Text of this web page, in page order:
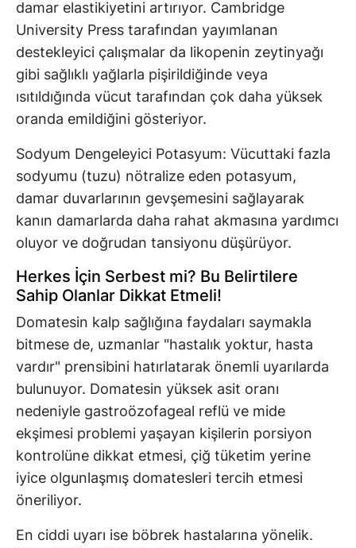
damar elastikiyetini artırıyor. Cambridge
University Press tarafından yayımlanan
destekleyici çalışmalar da likopenin zeytinyağı
gibi sağlıklı yağlarla pişirildiğinde veya
ısıtıldığında vücut tarafından çok daha yüksek
oranda emildiğini gösteriyor.
Sodyum Dengeleyici Potasyum: Vücuttaki fazla
sodyumu (tuzu) nötralize eden potasyum,
damar duvarlarının gevşemesini sağlayarak
kanın damarlarda daha rahat akmasına yardımcı
oluyor ve doğrudan tansiyonu düşürüyor.
Herkes İçin Serbest mi? Bu Belirtilere
Sahip Olanlar Dikkat Etmeli!
Domatesin kalp sağlığına faydaları saymakla
bitmese de, uzmanlar "hastalık yoktur, hasta
vardır" prensibini hatırlatarak önemli uyarılarda
bulunuyor. Domatesin yüksek asit oranı
nedeniyle gastroözofageal reflü ve mide
ekşimesi problemi yaşayan kişilerin porsiyon
kontrolüne dikkat etmesi, çiğ tüketim yerine
iyice olgunlaşmış domatesleri tercih etmesi
öneriliyor.
En ciddi uyarı ise böbrek hastalarına yönelik.